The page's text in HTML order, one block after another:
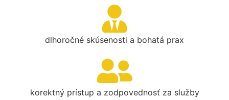
dlhoročné skúsenosti a bohatá prax
korektný prístup a zodpovednosť za služby